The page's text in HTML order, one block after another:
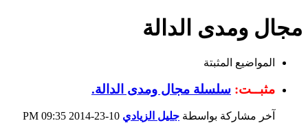
مجال ومدى الدالة
المواضيع المثبتة
مثبــت: سلسلة مجال ومدى الدالة.
آخر مشاركة بواسطة جليل الزيادي
09:35 PM